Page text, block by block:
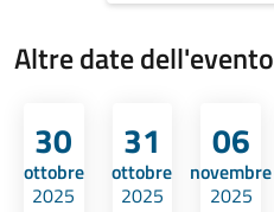
Altre date dell'evento
30
ottobre
2025
31
ottobre
2025
06
novembre
2025